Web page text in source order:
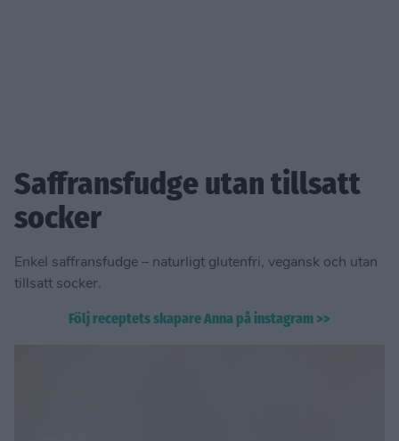
Saffransfudge utan tillsatt
socker
Enkel saffransfudge – naturligt glutenfri, vegansk och utan
tillsatt socker.
Följ receptets skapare Anna på instagram >>